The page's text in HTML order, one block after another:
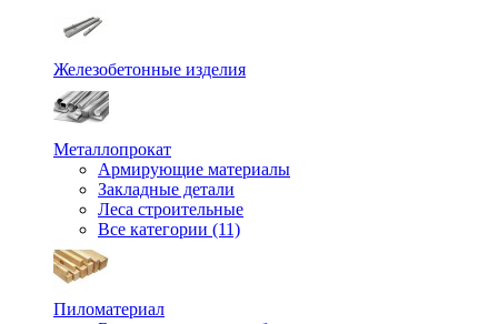
Железобетонные изделия
Металлопрокат
Армирующие материалы
Закладные детали
Леса строительные
Все категории (11)
Пиломатериал